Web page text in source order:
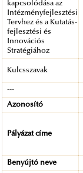
kapcsolódása az
Intézményfejlesztési
Tervhez és a Kutatás-
fejlesztési és
Innovációs
Stratégiához
Kulcsszavak
---
Azonosító
Pályázat címe
Benyújtó neve